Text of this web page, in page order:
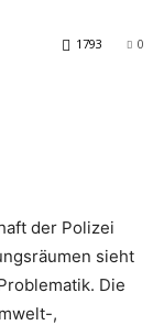
0
1793
der Polizei
sieht
Die
,